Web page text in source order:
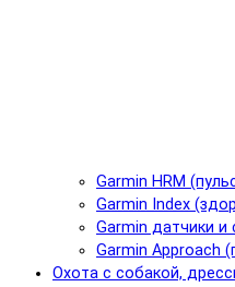
Garmin HRM
Garmin Index
Garmin датчики и
Garmin Approach
Охота с собакой,